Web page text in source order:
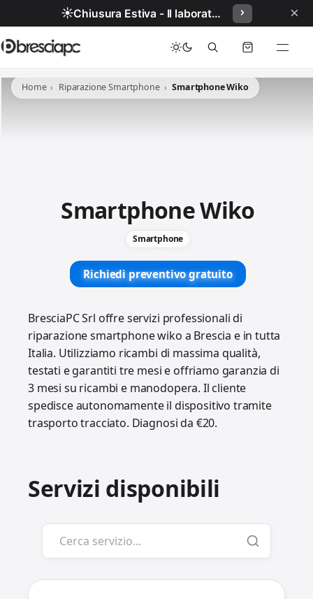
☀️ Chiusura Estiva - Il laboratorio resterà chiuso per ferie dal 29/06/2026 al 05/07/2026 compresi. ×
Home Riparazione Smartphone Smartphone Wiko
Smartphone Wiko
Smartphone
Richiedi preventivo gratuito
BresciaPC Srl offre servizi professionali di
riparazione smartphone wiko a Brescia e in tutta
Italia. Utilizziamo ricambi di massima qualità,
testati e garantiti tre mesi e offriamo garanzia di
3 mesi su ricambi e manodopera. Il cliente
spedisce autonomamente il dispositivo tramite
trasporto tracciato. Diagnosi da €20.
Servizi disponibili